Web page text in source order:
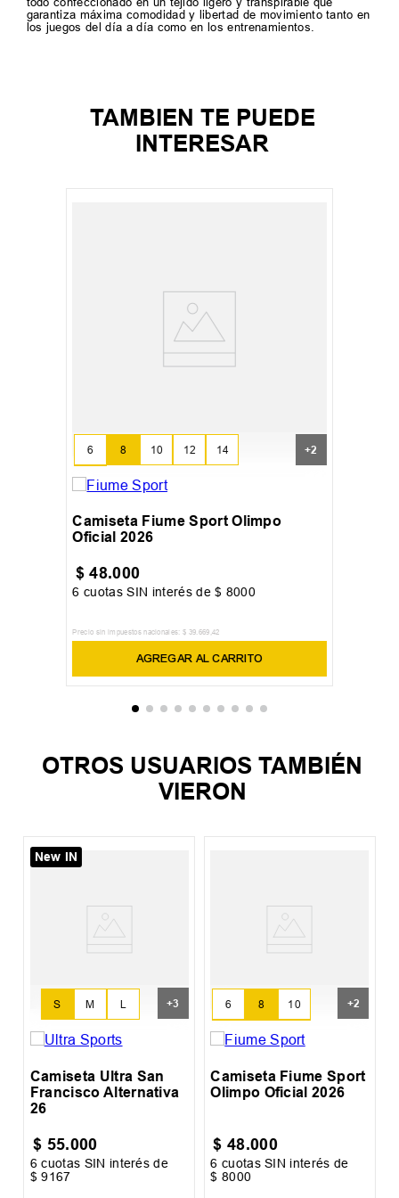
garantiza máxima comodidad y libertad de movimiento tanto en
los juegos del día a día como en los entrenamientos.
TAMBIEN TE PUEDE
INTERESAR
10 12 14
16
6 8 +2
Camiseta Fiume Sport Olimpo
Oficial 2026
$ 48.000
6 cuotas SIN interés de$ 8000
Precio sin impuestos nacionales: $ 39.669 ,42
AGREGAR AL CARRITO
OTROS USUARIOS TAMBIÉN
VIERON
New IN
S L
M +3
Camiseta Ultra San
Francisco Alternativa
26
$ 55.000
6 cuotas SIN interés de
$ 9167
10
12 14 16
6 8 +2
Camiseta Fiume Sport
Olimpo Oficial 2026
$ 48.000
6 cuotas SIN interés de
$ 8000